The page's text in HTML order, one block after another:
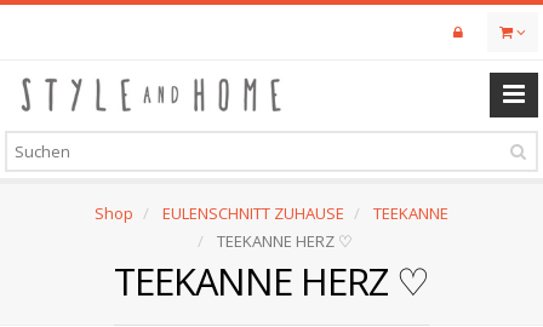
Skip
content
Shop EULENSCHNITT ZUHAUSE
TEEKANNE
TEEKANNE HERZ ♡
TEEKANNE HERZ ♡